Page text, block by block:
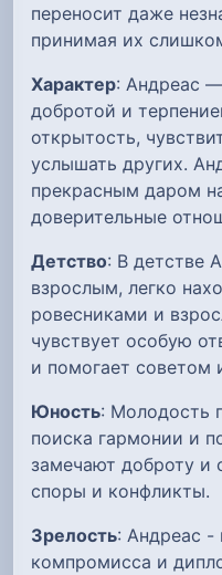
переносит даже
принимая их
Характер: Андреас
добротой и
открытость,
услышать других.
прекрасным даром
доверительные
Детство: В детстве
взрослым, легко
ровесниками и
чувствует особую
и помогает советом
Юность: Молодость
поиска гармонии и
замечают доброту и
споры и конфликты.
Зрелость: Андреас -
компромисса и